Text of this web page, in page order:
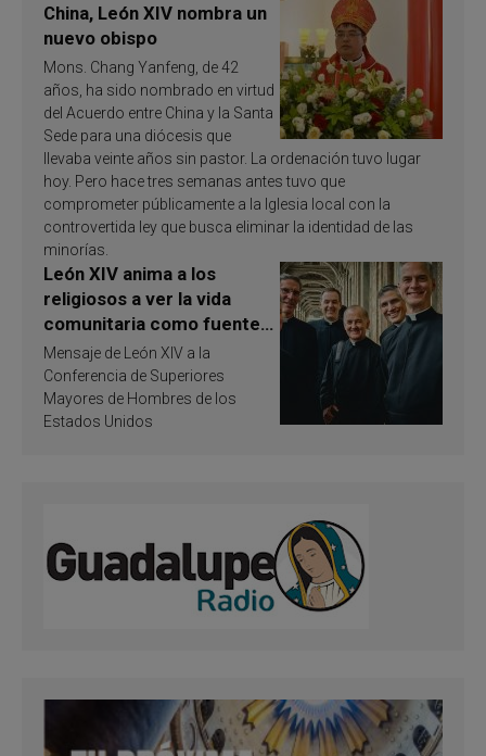
China, León XIV nombra un
nuevo obispo
Mons. Chang Yanfeng, de 42
años, ha sido nombrado en virtud
del Acuerdo entre China y la Santa
Sede para una diócesis que
llevaba veinte años sin pastor. La ordenación tuvo lugar
hoy. Pero hace tres semanas antes tuvo que
comprometer públicamente a la Iglesia local con la
controvertida ley que busca eliminar la identidad de las
minorías.
León XIV anima a los
religiosos a ver la vida
comunitaria como fuente
de inspiración y
santificación
Mensaje de León XIV a la
Conferencia de Superiores
Mayores de Hombres de los
Estados Unidos